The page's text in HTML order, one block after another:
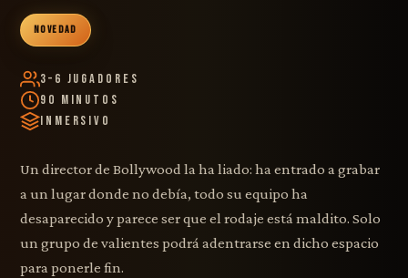
NOVEDAD
3–6 Jugadores
90 Minutos
Inmersivo
Un director de Bollywood la ha liado: ha entrado a grabar
a un lugar donde no debía, todo su equipo ha
desaparecido y parece ser que el rodaje está maldito. Solo
un grupo de valientes podrá adentrarse en dicho espacio
para ponerle fin.